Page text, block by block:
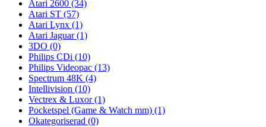
Atari 2600 (34)
Atari ST (57)
Atari Lynx (1)
Atari Jaguar(1)
3DO (0)
Philips CDi (10)
Philips Videopac (13)
Spectrum 48K (4)
Intellivision (10)
Vectrex & Luxor(1)
Pocketspel (Game & Watch mm) (1)
Okategoriserad (0)